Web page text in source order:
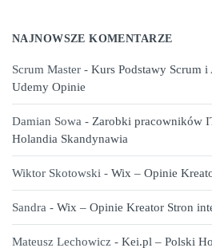
NAJNOWSZE KOMENTARZE
Scrum Master - Kurs Podstawy Scrum
Udemy Opinie
Damian Sowa - Zarobki pracowników
Holandia Skandynawia
Wiktor Skotowski - Wix – Opinie
Sandra - Wix – Opinie Kreator Stron
Mateusz Lechowicz - Kei.pl – Polski